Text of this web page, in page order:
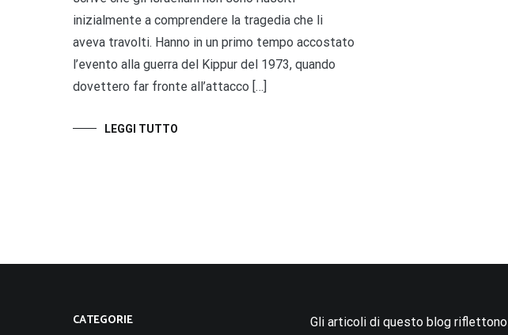
inizialmente a comprendere la tragedia che li
aveva travolti. Hanno in un primo tempo accostato
l’evento alla guerra del Kippur del 1973, quando
dovettero far fronte all’attacco […]
LEGGI TUTTO
CATEGORIE
Gli articoli di questo blog riflettono